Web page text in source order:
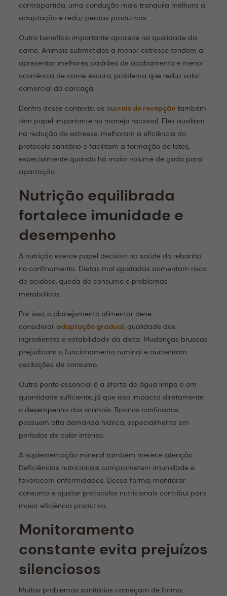
contrapartida, uma condução mais tranquila melhora a
adaptação e reduz perdas produtivas.
Outro benefício importante aparece na qualidade da
carne. Animais submetidos a menor estresse tendem a
apresentar melhores padrões de acabamento e menor
ocorrência de carne escura, problema que reduz valor
comercial da carcaça.
Dentro desse contexto, oscurrais de recepção também
têm papel importante no manejo racional. Eles auxiliam
na redução do estresse, melhoram a eficiência do
protocolo sanitário e facilitam a formação de lotes,
especialmente quando há maior volume de gado para
apartação.
Nutrição equilibrada
fortalece imunidade e
desempenho
A nutrição exerce papel decisivo na saúde do rebanho
no confinamento. Dietas mal ajustadas aumentam risco
de acidose, queda de consumo e problemas
metabólicos.
Por isso, o planejamento alimentar deve
consideraradaptação gradual, qualidade dos
ingredientes e estabilidade da dieta. Mudanças bruscas
prejudicam o funcionamento ruminal e aumentam
oscilações de consumo.
Outro ponto essencial é a oferta de água limpa e em
quantidade suficiente, já que isso impacta diretamente
o desempenho dos animais. Bovinos confinados
possuem alta demanda hídrica, especialmente em
períodos de calor intenso.
A suplementação mineral também merece atenção.
Deficiências nutricionais comprometem imunidade e
favorecem enfermidades. Dessa forma, monitorar
consumo e ajustar protocolos nutricionais contribui para
maior eficiência produtiva.
Monitoramento
constante evita prejuízos
silenciosos
Muitos problemas sanitários começam de forma